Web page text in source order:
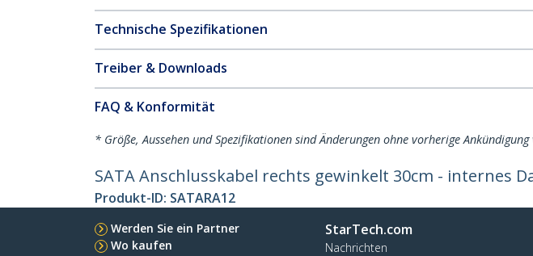
Technische Spezifikationen
Treiber & Downloads
FAQ & Konformität
* Größe, Aussehen und Spezifikationen sind Änderungen ohne vorherige
SATA Anschlusskabel rechts gewinkelt 30cm - internes
Produkt-ID: SATARA12
Werden Sie ein Partner
Wo kaufen
StarTech.com
Nachrichten